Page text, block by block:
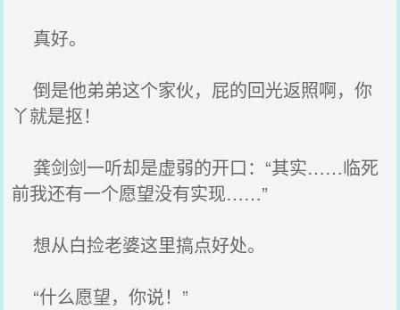
真好。
倒是他弟弟这个家伙，屁的回光返照啊，你
丫就是抠！
龚剑剑一听却是虚弱的开口：“其实……临死
前我还有一个愿望没有实现……”
想从白捡老婆这里搞点好处。
“什么愿望，你说！”